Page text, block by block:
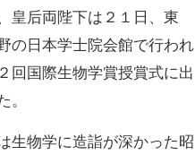
皇后両陛下は２１日、東
の日本学士院会館で行われ
回国際生物学賞授賞式に出
。
生物学に造詣が深かった昭